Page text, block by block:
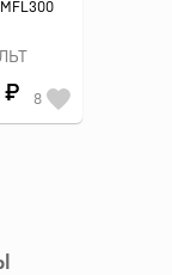
MFL300
₽ 8